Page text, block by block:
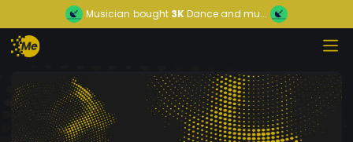
Musician bought 3KDance and mu...